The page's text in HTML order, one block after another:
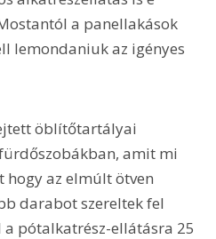
a panellakások
lemondaniuk az igényes
öblítőtartályai
amit mi
az elmúlt ötven
darabot szereltek fel
pótalkatrész-ellátásra 25